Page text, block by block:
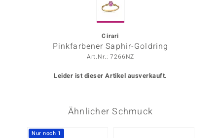
Cirari
Pinkfarbener Saphir-Goldring
Art.Nr.: 7266NZ
Leider ist dieser Artikel ausverkauft.
Ähnlicher Schmuck
Nur noch 1